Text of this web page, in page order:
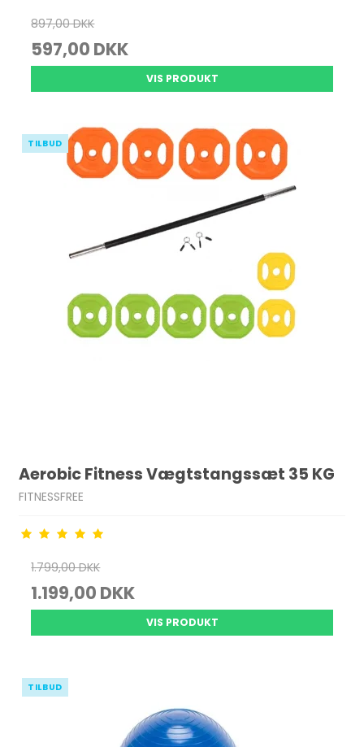
897,00 DKK
597,00 DKK
VIS PRODUKT
TILBUD
Aerobic Fitness Vægtstangssæt 35 KG
FITNESSFREE
1.799,00 DKK
1.199,00 DKK
VIS PRODUKT
TILBUD